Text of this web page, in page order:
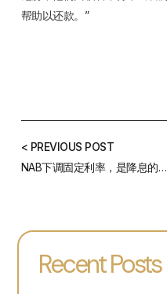
帮助以还款。”
< PREVIOUS POST
NAB下调固定利率，是降息的预兆吗?——7月最新房贷利率汇总
Recent Posts